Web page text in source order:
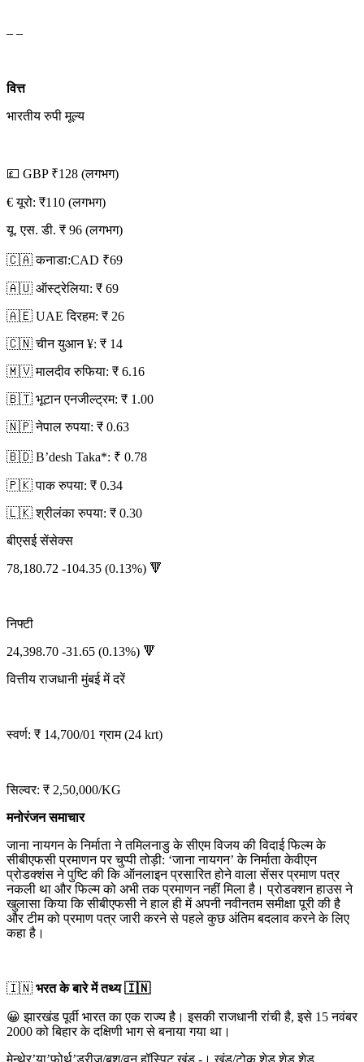
– –
वित्त
भारतीय रुपी मूल्य
💷 GBP ₹128 (लगभग)
€ यूरो: ₹110 (लगभग)
यू. एस. डी. ₹ 96 (लगभग)
🇨🇦 कनाडा:CAD ₹69
🇦🇺 ऑस्ट्रेलिया: ₹ 69
🇦🇪 UAE दिरहम: ₹ 26
🇨🇳 चीन युआन ¥: ₹ 14
🇲🇻 मालदीव रुफिया: ₹ 6.16
🇧🇹 भूटान एनजील्ट्रम: ₹ 1.00
🇳🇵 नेपाल रुपया: ₹ 0.63
🇧🇩 B’desh Taka*: ₹ 0.78
🇵🇰 पाक रुपया: ₹ 0.34
🇱🇰 श्रीलंका रुपया: ₹ 0.30
बीएसई सेंसेक्स
78,180.72 -104.35 (0.13%) 🔻
निफ्टी
24,398.70 -31.65 (0.13%) 🔻
वित्तीय राजधानी मुंबई में दरें
स्वर्ण: ₹ 14,700/01 ग्राम (24 krt)
सिल्वर: ₹ 2,50,000/KG
मनोरंजन समाचार
जाना नायगन के निर्माता ने तमिलनाडु के सीएम विजय की विदाई फिल्म के
सीबीएफसी प्रमाणन पर चुप्पी तोड़ी: ‘जाना नायगन’ के निर्माता केवीएन
प्रोडक्शंस ने पुष्टि की कि ऑनलाइन प्रसारित होने वाला सेंसर प्रमाण पत्र
नकली था और फिल्म को अभी तक प्रमाणन नहीं मिला है। प्रोडक्शन हाउस ने
खुलासा किया कि सीबीएफसी ने हाल ही में अपनी नवीनतम समीक्षा पूरी की है
और टीम को प्रमाण पत्र जारी करने से पहले कुछ अंतिम बदलाव करने के लिए
कहा है।
🇮🇳 भरत के बारे में तथ्य 🇮🇳
😀 झारखंड पूर्वी भारत का एक राज्य है। इसकी राजधानी रांची है, इसे 15 नवंबर
2000 को बिहार के दक्षिणी भाग से बनाया गया था।
मेन्थेर’या’फोर्थ’ड्रीज/बुश/वन हॉस्पिट खंड -। खंड/टोक शेड शेड शेड